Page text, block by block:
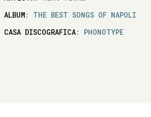
ALBUM: THE BEST SONGS OF NAPOLI
CASA DISCOGRAFICA: PHONOTYPE